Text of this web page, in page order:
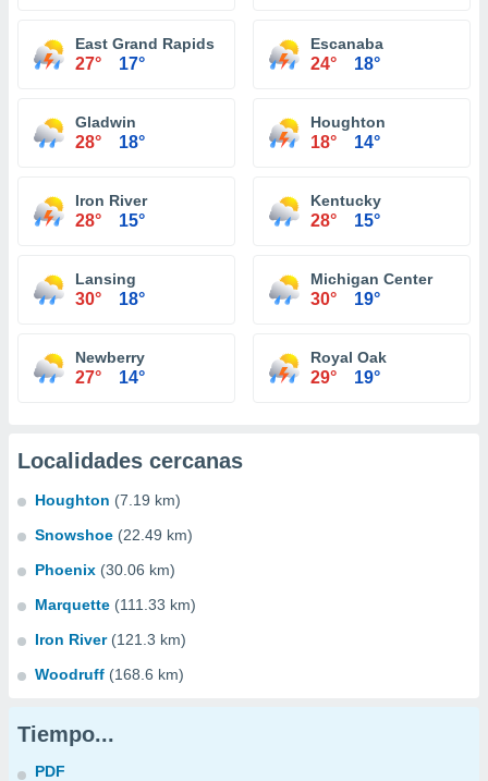
East Grand Rapids
27° 17°
Escanaba
24° 18°
Gladwin
28° 18°
Houghton
18° 14°
Iron River
28° 15°
Kentucky
28° 15°
Lansing
30° 18°
Michigan Center
30° 19°
Newberry
27° 14°
Royal Oak
29° 19°
Localidades cercanas
Houghton (7.19 km)
Snowshoe (22.49 km)
Phoenix (30.06 km)
Marquette (111.33 km)
Iron River (121.3 km)
Woodruff (168.6 km)
Tiempo...
PDF